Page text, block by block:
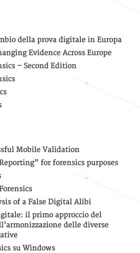
della prova digitale in Europa
Evidence Across Europe
– Second Edition
Mobile Validation
for forensics purposes
of a False Digital Alibi
il primo approccio del
delle diverse
su Windows